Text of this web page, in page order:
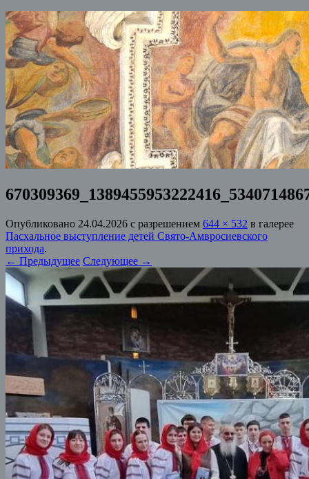
Опубликовано 24.04.2026 с разрешением 644 × 532 в галерее
Пасхальное выступление детей Свято-Амвросиевского
прихода.
← Предыдущее Следующее →